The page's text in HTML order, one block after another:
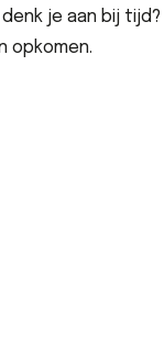
je aan bij
opkomen.